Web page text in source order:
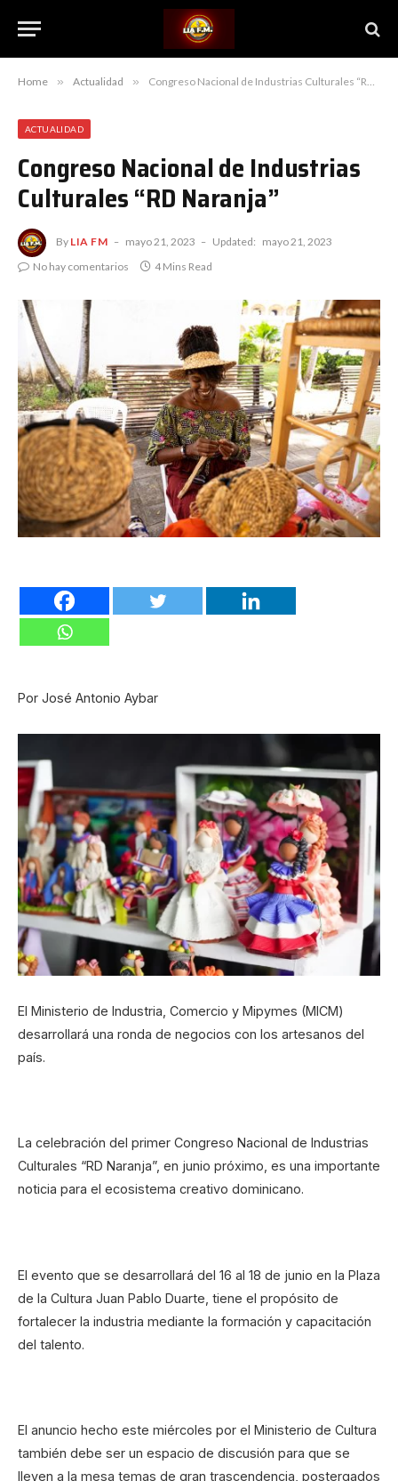
Home » Actualidad » Congreso Nacional de Industrias Culturales “RD Naranja”
ACTUALIDAD
Congreso Nacional de Industrias
Culturales “RD Naranja”
By LIA FM mayo 21, 2023 Updated: mayo 21, 2023
No hay comentarios
4 Mins Read
Por José Antonio Aybar
El Ministerio de Industria, Comercio y Mipymes (MICM)
desarrollará una ronda de negocios con los artesanos del
país.
La celebración del primer Congreso Nacional de Industrias
Culturales “RD Naranja”, en junio próximo, es una importante
noticia para el ecosistema creativo dominicano.
El evento que se desarrollará del 16 al 18 de junio en la Plaza
de la Cultura Juan Pablo Duarte, tiene el propósito de
fortalecer la industria mediante la formación y capacitación
del talento.
El anuncio hecho este miércoles por el Ministerio de Cultura
también debe ser un espacio de discusión para que se
lleven a la mesa temas de gran trascendencia, postergados